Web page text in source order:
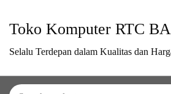
Toko Komputer RTC
Selalu Terdepan dalam Kualitas dan